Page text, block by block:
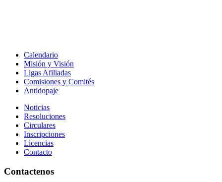
Calendario
Misión y Visión
Ligas Afiliadas
Comisiones y Comités
Antidopaje
Noticias
Resoluciones
Circulares
Inscripciones
Licencias
Contacto
Contactenos